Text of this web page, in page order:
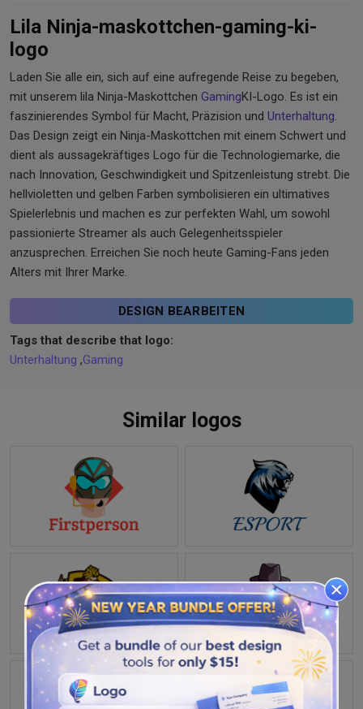
Lila Ninja-maskottchen-gaming-ki-
logo
Laden Sie alle ein, sich auf eine aufregende Reise zu begeben,
mit unserem lila Ninja-Maskottchen GamingKI-Logo. Es ist ein
faszinierendes Symbol für Macht, Präzision und Unterhaltung
Das Design zeigt ein Ninja-Maskottchen mit einem Schwert und
dient als aussagekräftiges Logo für die Technologiemarke, die
nach Innovation, Geschwindigkeit und Spitzenleistung strebt. Die
hellvioletten und gelben Farben symbolisieren ein ultimatives
Spielerlebnis und machen es zur perfekten Wahl, um sowohl
passionierte Streamer als auch Gelegenheitsspieler
anzusprechen. Erreichen Sie noch heute Gaming-Fans jeden
Alters mit Ihrer Marke.
DESIGN BEARBEITEN
Tags that describe that logo:
Unterhaltung ,Gaming
Similar logos